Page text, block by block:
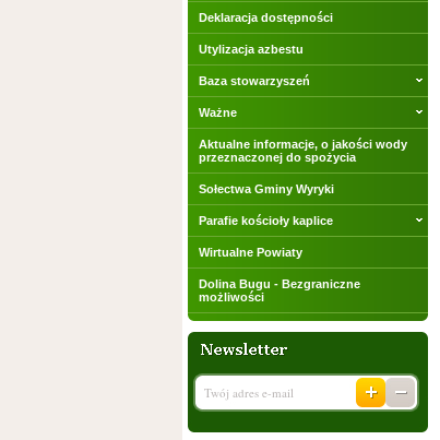
Deklaracja dostępności
Utylizacja azbestu
Baza stowarzyszeń
Ważne
Aktualne informacje, o jakości wody
przeznaczonej do spożycia
Sołectwa Gminy Wyryki
Parafie kościoły kaplice
Wirtualne Powiaty
Dolina Bugu - Bezgraniczne
możliwości